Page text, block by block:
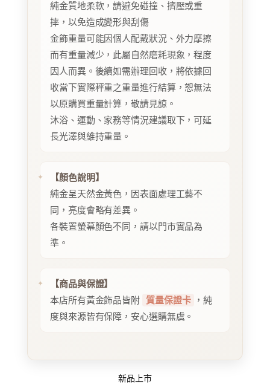
純金質地柔軟，請避免碰撞、擠壓或重
摔，以免造成變形與刮傷
金飾重量可能因個人配戴狀況、外力摩擦
而有重量減少，此屬自然磨耗現象，程度
因人而異。後續如需辦理回收，將依據回
收當下實際秤重之重量進行結算，恕無法
以原購買重量計算，敬請見諒。
沐浴、運動、家務等情況建議取下，可延
長光澤與維持重量。
【顏色說明】
純金呈天然金黃色，因表面處理工藝不
同，亮度會略有差異。
各裝置螢幕顏色不同，請以門市實品為
準。
【商品與保證】
本店所有黃金飾品皆附 質量保證卡
，純
度與來源皆有保障，安心選購無虞。
新品上市